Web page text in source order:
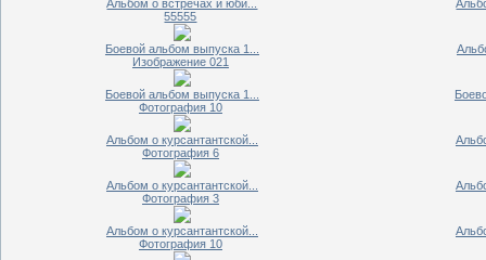
Альбом о встречах и юби...
55555
Боевой альбом выпуска 1...
Изображение 021
Боевой альбом выпуска 1...
Фотография 10
Альбом о курсантантской...
Фотография 6
Альбом о курсантантской...
Фотография 3
Альбом о курсантантской...
Фотография 10